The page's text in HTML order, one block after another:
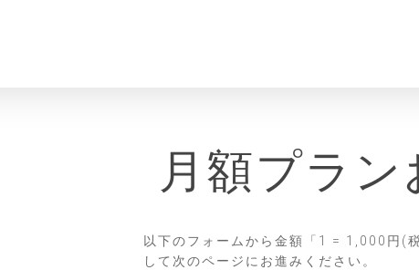
月額プラ
以下のフォームから金額「1 = 1,000円(
して次のページにお進みください。